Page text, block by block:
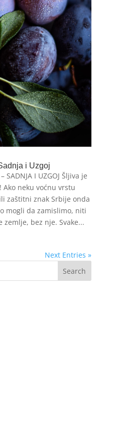
i Uzgoj
SADNJA I UZGOJ Šljiva je
neku voćnu vrstu
zaštitni znak Srbije onda
mogli da zamislimo, niti
zemlje, bez nje. Svake...
Next Entries »